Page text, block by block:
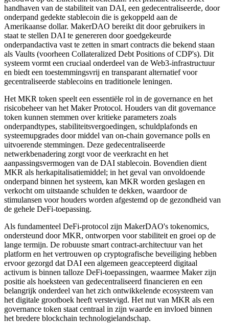
handhaven van de stabiliteit van DAI, een gedecentraliseerde, door
onderpand gedekte stablecoin die is gekoppeld aan de
Amerikaanse dollar. MakerDAO bereikt dit door gebruikers in
staat te stellen DAI te genereren door goedgekeurde
onderpandactiva vast te zetten in smart contracts die bekend staan
als Vaults (voorheen Collateralized Debt Positions of CDP's). Dit
systeem vormt een cruciaal onderdeel van de Web3-infrastructuur
en biedt een toestemmingsvrij en transparant alternatief voor
gecentraliseerde stablecoins en traditionele leningen.
Het MKR token speelt een essentiële rol in de governance en het
risicobeheer van het Maker Protocol. Houders van dit governance
token kunnen stemmen over kritieke parameters zoals
onderpandtypes, stabiliteitsvergoedingen, schuldplafonds en
systeemupgrades door middel van on-chain governance polls en
uitvoerende stemmingen. Deze gedecentraliseerde
netwerkbenadering zorgt voor de veerkracht en het
aanpassingsvermogen van de DAI stablecoin. Bovendien dient
MKR als herkapitalisatiemiddel; in het geval van onvoldoende
onderpand binnen het systeem, kan MKR worden geslagen en
verkocht om uitstaande schulden te dekken, waardoor de
stimulansen voor houders worden afgestemd op de gezondheid van
de gehele DeFi-toepassing.
Als fundamenteel DeFi-protocol zijn MakerDAO's tokenomics,
ondersteund door MKR, ontworpen voor stabiliteit en groei op de
lange termijn. De robuuste smart contract-architectuur van het
platform en het vertrouwen op cryptografische beveiliging hebben
ervoor gezorgd dat DAI een algemeen geaccepteerd digitaal
activum is binnen talloze DeFi-toepassingen, waarmee Maker zijn
positie als hoeksteen van gedecentraliseerd financieren en een
belangrijk onderdeel van het zich ontwikkelende ecosysteem van
het digitale grootboek heeft verstevigd. Het nut van MKR als een
governance token staat centraal in zijn waarde en invloed binnen
het bredere blockchain technologielandschap.